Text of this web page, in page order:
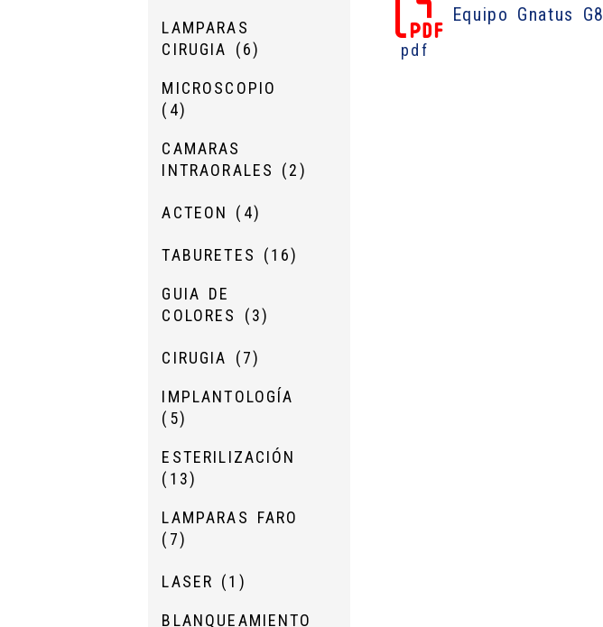
LAMPARAS
CIRUGIA (6)
MICROSCOPIO
(4)
CAMARAS
INTRAORALES (2)
ACTEON (4)
TABURETES (16)
GUIA DE
COLORES (3)
CIRUGIA (7)
IMPLANTOLOGÍA
(5)
ESTERILIZACIÓN
(13)
LAMPARAS FARO
(7)
LASER (1)
BLANQUEAMIENTO
pdf
Equipo Gnatus G8